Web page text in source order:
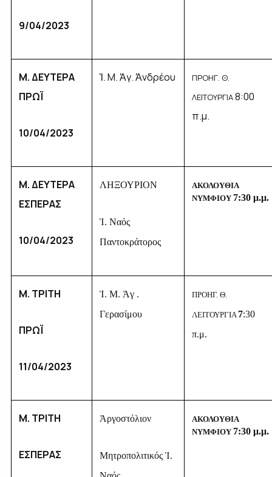
9/04/2023
Μ. ΔΕΥΤΕΡΑ
ΠΡΩΪ
10/04/2023
Ἱ. Μ. Ἁγ. Ἀνδρέου
ΠΡΟΗΓ. Θ.
ΛΕΙΤΟΥΡΓΙΑ8:00
π.μ.
Μ. ΔΕΥΤΕΡΑ
ΕΣΠΕΡΑΣ
10/04/2023
ΛΗΞΟΥΡΙΟΝ
Ἱ. Ναός
Παντοκράτορος
ΑΚΟΛΟΥΘΙΑ
ΝΥΜΦΙΟΥ 7:30 μ.μ.
Μ. ΤΡΙΤΗ
ΠΡΩΪ
11/04/2023
Ἱ. Μ. Ἁγ .
Γερασίμου
ΠΡΟΗΓ. Θ.
ΛΕΙΤΟΥΡΓΙΑ 7:30
π.μ.
Μ. ΤΡΙΤΗ
ΕΣΠΕΡΑΣ
Ἀργοστόλιον
Μητροπολιτικός Ἱ.
ΑΚΟΛΟΥΘΙΑ
ΝΥΜΦΙΟΥ 7:30 μ.μ.